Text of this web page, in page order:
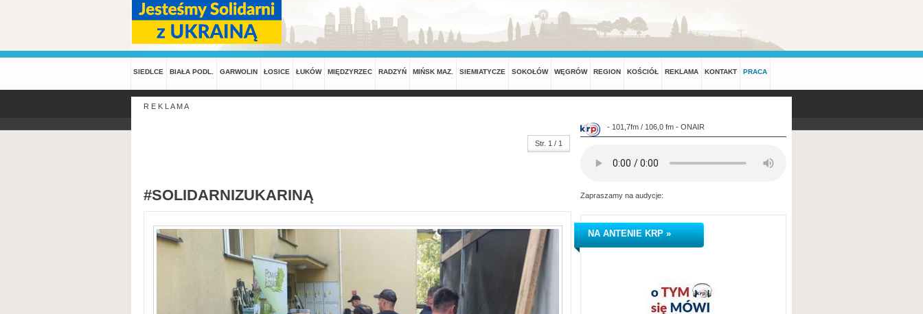
SIEDLCE BIAŁA PODL. GARWOLIN ŁOSICE ŁUKÓW MIĘDZYRZEC RADZYŃ MIŃSK MAZ. SIEMIATYCZE SOKOŁÓW WĘGRÓW REGION KOŚCIÓŁ REKLAMA KONTAKT PRACA
R E K L A M A
Str. 1 / 1
#SOLIDARNIZUKARINĄ
- 101,7fm / 106,0 fm - ONAIR
Zapraszamy na audycje:
NA ANTENIE KRP »